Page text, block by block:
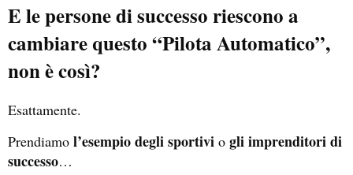
E le persone di successo riescono a
cambiare questo “Pilota Automatico”,
non è così?
Esattamente.
Prendiamo l’esempio degli sportivi o gli imprenditori di
successo…